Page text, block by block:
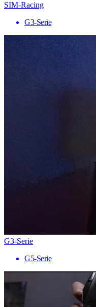
SIM-Racing
G3-Serie
G3-Serie
G5-Serie